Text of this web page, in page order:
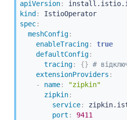
apiVersion:
kind :
IstioOperator
spec:
meshConfig:
enableTracing:
true
defaultConfig:
tracing: {} #
extensionProviders :
-
name:
"zipkin"
zipkin:
service:
port :
9411